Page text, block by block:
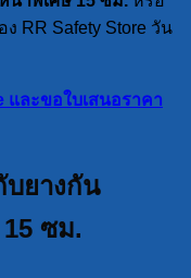
RR Safety Store วัน
และขอใบเสนอราคา
บยางกัน
ซม.